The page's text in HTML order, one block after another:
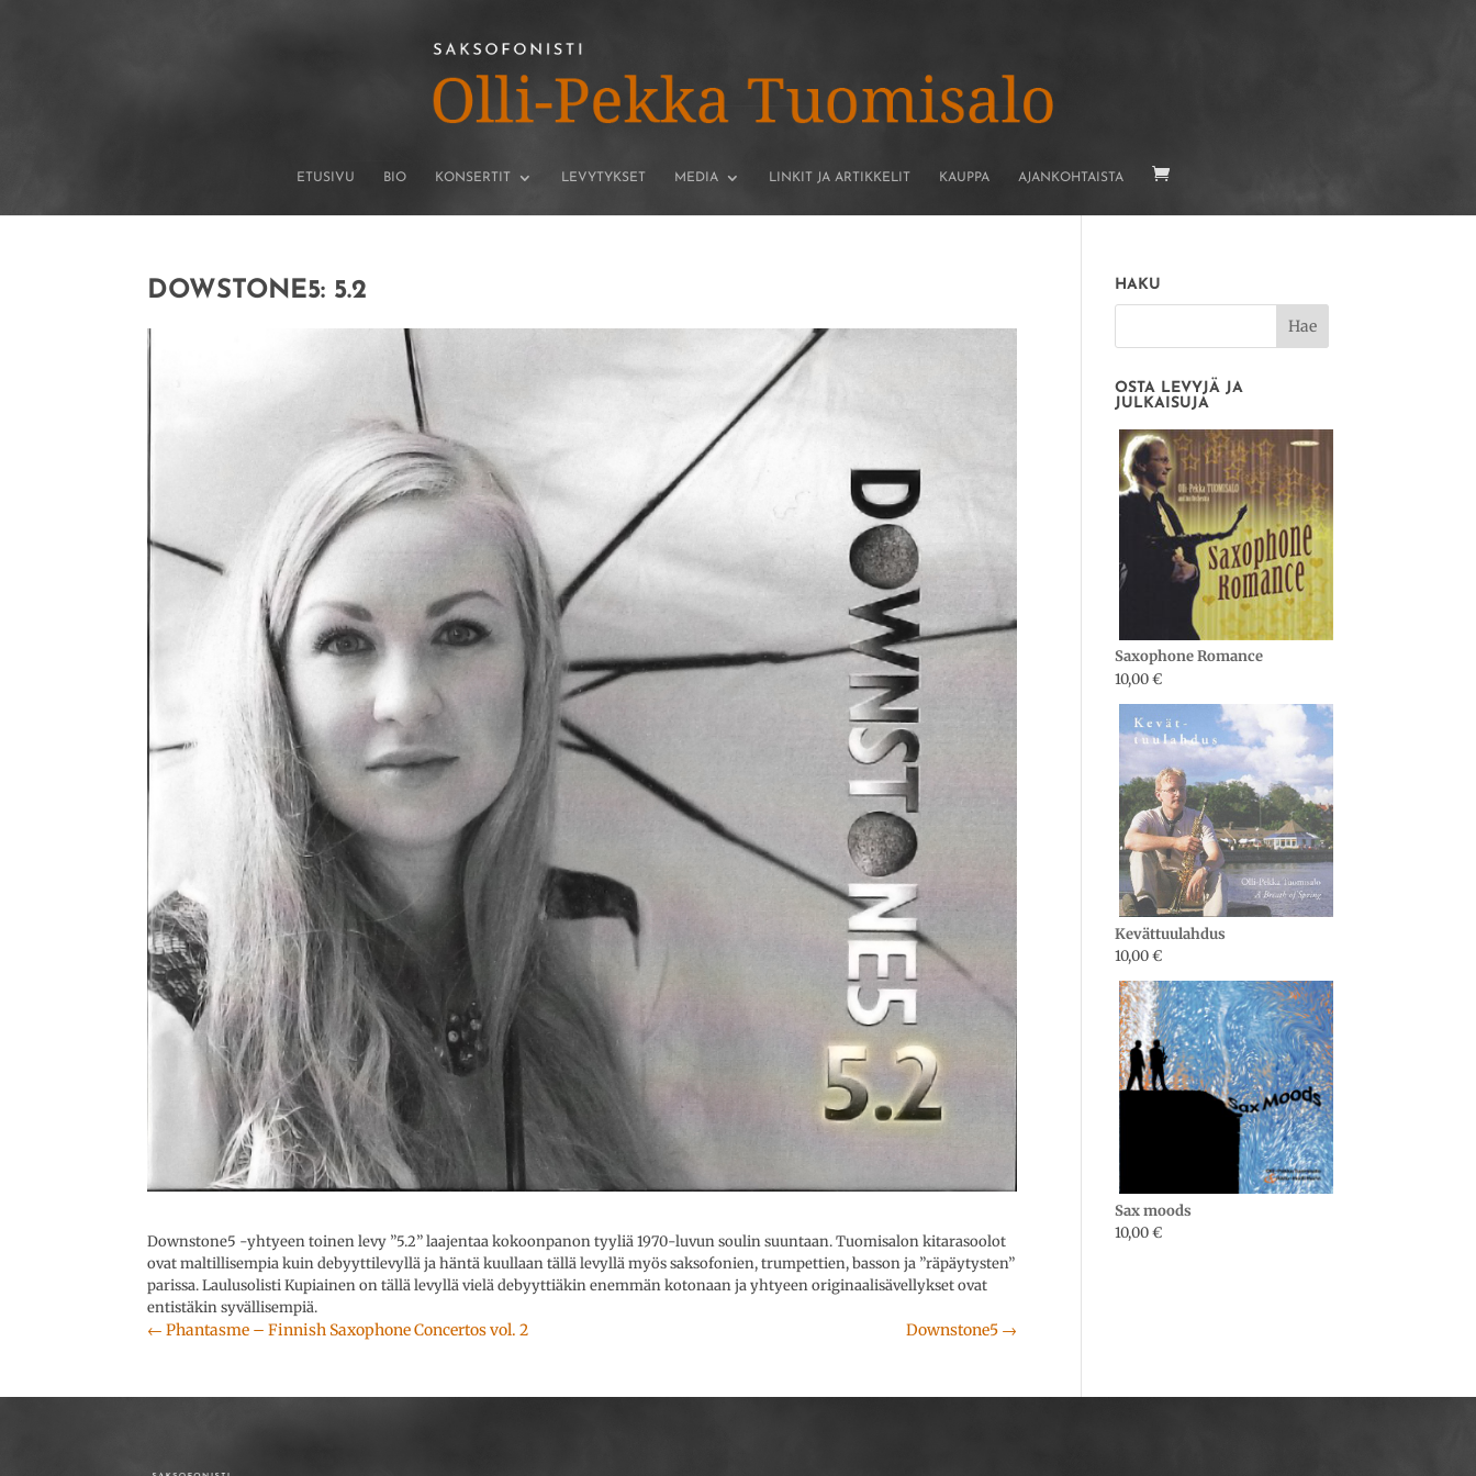
ETUSIVU BIO KONSERTIT LEVYTYKSET MEDIA LINKIT JA ARTIKKELIT KAUPPA AJANKOHTAISTA
DOWSTONE5: 5.2
Downstone5 -yhtyeen toinen levy ”5.2” laajentaa kokoonpanon tyyliä 1970-luvun soulin suuntaan. Tuomisalon kitarasoolot
ovat maltillisempia kuin debyyttilevyllä ja häntä kuullaan tällä levyllä myös saksofonien, trumpettien, basson ja ”räpäytysten”
parissa. Laulusolisti Kupiainen on tällä levyllä vielä debyyttiäkin enemmän kotonaan ja yhtyeen originaalisävellykset ovat
entistäkin syvällisempiä.
← Phantasme – Finnish Saxophone Concertos vol. 2 Downstone5 →
HAKU
OSTA LEVYJÄ JA
JULKAISUJA
Saxophone Romance
10,00€
Kevättuulahdus
10,00€
Sax moods
10,00€